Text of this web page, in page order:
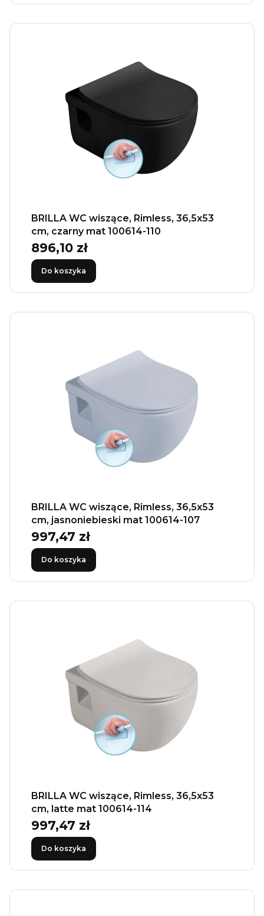
BRILLA WC wiszące, Rimless, 36,5x53
cm, czarny mat 100614-110
Cena
896,10 zł
Do koszyka
BRILLA WC wiszące, Rimless, 36,5x53
cm, jasnoniebieski mat 100614-107
Cena
997,47 zł
Do koszyka
BRILLA WC wiszące, Rimless, 36,5x53
cm, latte mat 100614-114
Cena
997,47 zł
Do koszyka